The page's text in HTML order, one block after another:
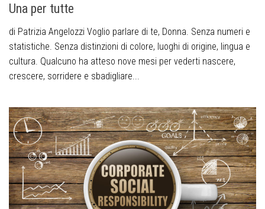
Una per tutte
di Patrizia Angelozzi Voglio parlare di te, Donna. Senza numeri e
statistiche. Senza distinzioni di colore, luoghi di origine, lingua e
cultura. Qualcuno ha atteso nove mesi per vederti nascere,
crescere, sorridere e sbadigliare...